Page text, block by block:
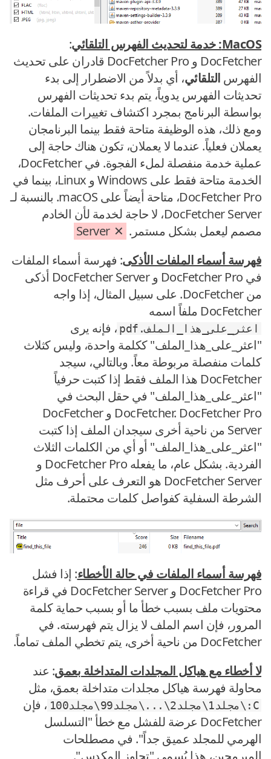
MacOS: خدمة لتحديث الفهرس التلقائي
:
DocFetcher و DocFetcher Pro قادران على تحديث
الفهرس التلقائي، أي بدلاً من الاضطرار إلى بدء
تحديثات الفهرس يدوياً، يتم بدء تحديثات الفهرس
بواسطة البرنامج بمجرد اكتشاف تغييرات الملفات.
ومع ذلك، هذه الوظيفة متاحة فقط بينما البرنامجان
يعملان فعلياً. عندما لا يعملان، تكون هناك حاجة إلى
عملية خدمة منفصلة لملء الفجوة. في DocFetcher،
الخدمة متاحة فقط على Windows و Linux، بينما في
DocFetcher Pro، متاحة أيضاً على macOS. بالنسبة لـ
DocFetcher Server، لا حاجة لخدمة لأن الخادم
مصمم ليعمل بشكل مستمر.
Server
فهرسة أسماء الملفات الأذكى: فهرسة أسماء الملفات
في DocFetcher Pro و DocFetcher Server أذكى
من DocFetcher. على سبيل المثال، إذا واجه
DocFetcher ملفاً اسمه
اعثر_على_هذا_الملف.pdf
، فإنه يرى
"اعثر_على_هذا_الملف" ككلمة واحدة، وليس كثلاث
كلمات منفصلة مربوطة معاً. وبالتالي، سيجد
DocFetcher هذا الملف فقط إذا كتبت حرفياً
"اعثر_على_هذا_الملف" في حقل البحث في
DocFetcher. DocFetcher Pro و DocFetcher
Server من ناحية أخرى سيجدان الملف إذا كتبت
"اعثر_على_هذا_الملف" أو أي من الكلمات الثلاث
الفردية. بشكل عام، ما يفعله DocFetcher Pro و
DocFetcher Server هو التعرف على أحرف مثل
الشرطة السفلية كفواصل كلمات محتملة.
فهرسة أسماء الملفات في حالة الأخطاء: إذا فشل
DocFetcher Pro و DocFetcher Server في قراءة
محتويات ملف بسبب خطأ ما أو بسبب حماية كلمة
المرور، فإن اسم الملف لا يزال يتم فهرسته. في
DocFetcher من ناحية أخرى، يتم تخطي الملف تماماً.
لا أخطاء مع هياكل المجلدات المتداخلة بعمق: عند
محاولة فهرسة هياكل مجلدات متداخلة بعمق، مثل
C:\مجلد1\مجلد2\...\مجلد99\مجلد100
، فإن
DocFetcher عرضة للفشل مع خطأ "التسلسل
الهرمي للمجلد عميق جداً". في مصطلحات
المبرمجين، هذا يُسمى "تجاوز المكدس".